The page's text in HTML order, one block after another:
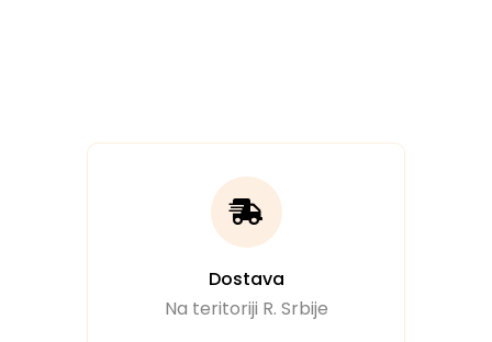
Dostava
Na teritoriji R. Srbije